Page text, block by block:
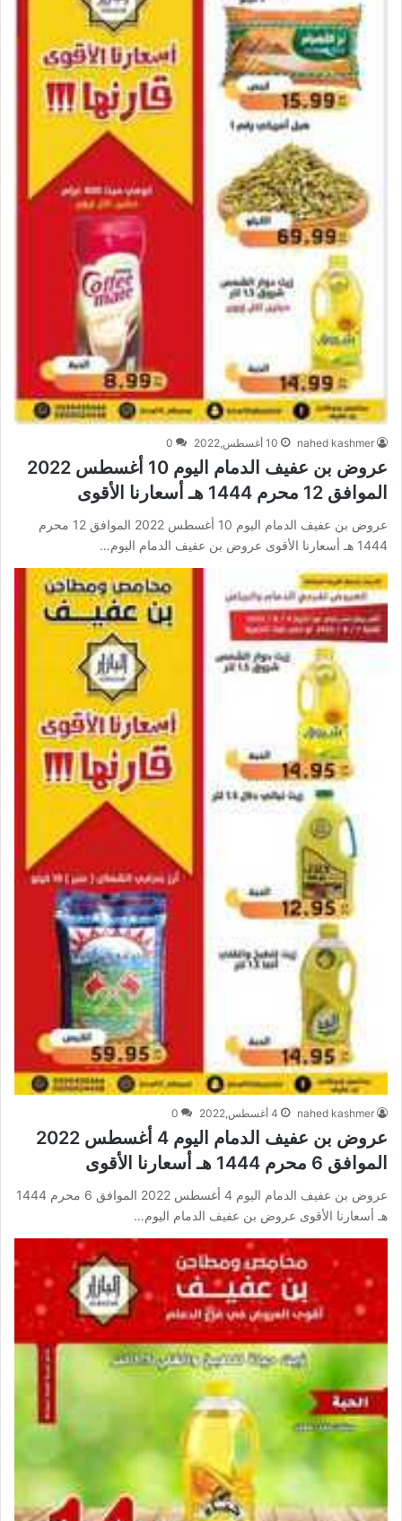
nahed kashmer 10 أغسطس,2022 0
عروض بن عفيف الدمام اليوم 10 أغسطس 2022
الموافق 12 محرم 1444 هـ أسعارنا الأقوى
عروض بن عفيف الدمام اليوم 10 أغسطس 2022 الموافق 12 محرم
1444 هـ أسعارنا الأقوى عروض بن عفيف الدمام اليوم…
nahed kashmer 4 أغسطس,2022 0
عروض بن عفيف الدمام اليوم 4 أغسطس 2022
الموافق 6 محرم 1444 هـ أسعارنا الأقوى
عروض بن عفيف الدمام اليوم 4 أغسطس 2022 الموافق 6 محرم 1444
هـ أسعارنا الأقوى عروض بن عفيف الدمام اليوم…